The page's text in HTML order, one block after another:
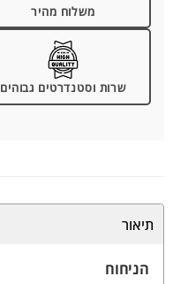
משלוח מהיר
שרות וסטנדרטים גבוהים
תיאור
הניחוח